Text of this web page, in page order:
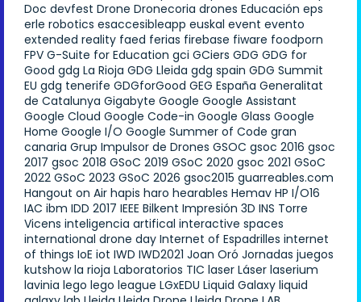
Doc devfest Drone Dronecoria drones Educación eps
erle robotics esaccesibleapp euskal event evento
extended reality faed ferias firebase fiware foodporn
FPV G-Suite for Education gci GCiers GDG GDG for
Good gdg La Rioja GDG Lleida gdg spain GDG Summit
EU gdg tenerife GDGforGood GEG España Generalitat
de Catalunya Gigabyte Google Google Assistant
Google Cloud Google Code-in Google Glass Google
Home Google I/O Google Summer of Code gran
canaria Grup Impulsor de Drones GSOC gsoc 2016 gsoc
2017 gsoc 2018 GSoC 2019 GSoC 2020 gsoc 2021 GSoC
2022 GSoC 2023 GSoC 2026 gsoc2015 guarreables.com
Hangout on Air hapis haro hearables Hemav HP I/O16
IAC ibm IDD 2017 IEEE Bilkent Impresión 3D INS Torre
Vicens inteligencia artifical interactive spaces
international drone day Internet of Espadrilles internet
of things IoE iot IWD IWD2021 Joan Oró Jornadas juegos
kutshow la rioja Laboratorios TIC laser Láser laserium
lavinia lego lego league LGxEDU Liquid Galaxy liquid